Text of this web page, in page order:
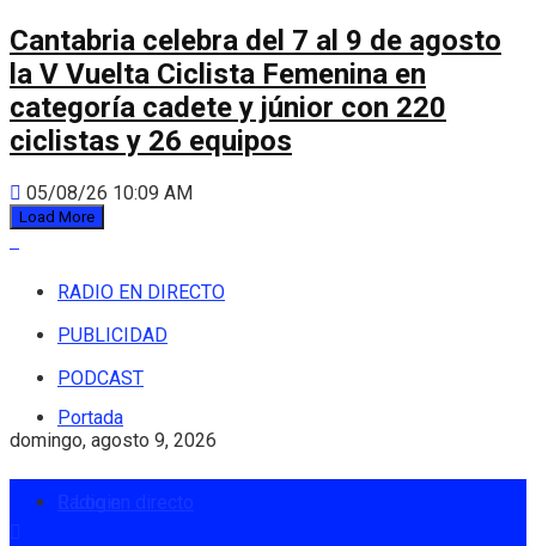
Cantabria celebra del 7 al 9 de agosto
la V Vuelta Ciclista Femenina en
categoría cadete y júnior con 220
ciclistas y 26 equipos
05/08/26 10:09 AM
Load More
RADIO EN DIRECTO
PUBLICIDAD
PODCAST
domingo, agosto 9, 2026
Portada